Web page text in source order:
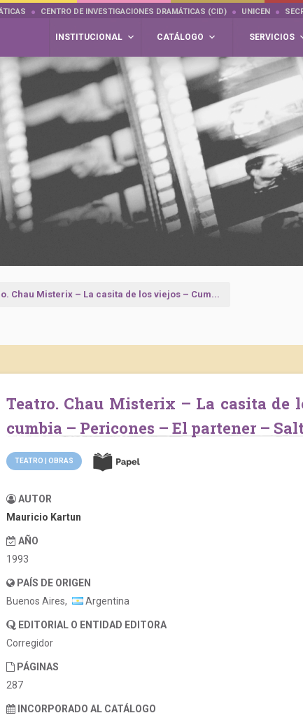
CENTRO DE INVESTIGACIONES DRAMÁTICAS (CID) UNICEN
INSTITUCIONAL CATÁLOGO SERVICIOS
Chau Misterix – La casita de los viejos – Cum...
Teatro. Chau Misterix – La casita de los viejos – Cumbia morena
cumbia – Pericones – El partener –
TEATRO | OBRAS
AUTOR
Mauricio Kartun
AÑO
1993
PAÍS DE ORIGEN
Buenos Aires,
Argentina
EDITORIAL O ENTIDAD EDITORA
Corregidor
PÁGINAS
287
INCORPORADO AL CATÁLOGO